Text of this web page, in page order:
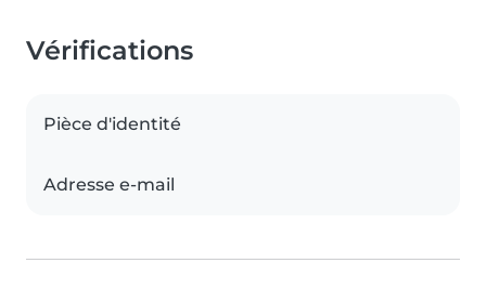
Vérifications
Pièce d'identité
Adresse e-mail